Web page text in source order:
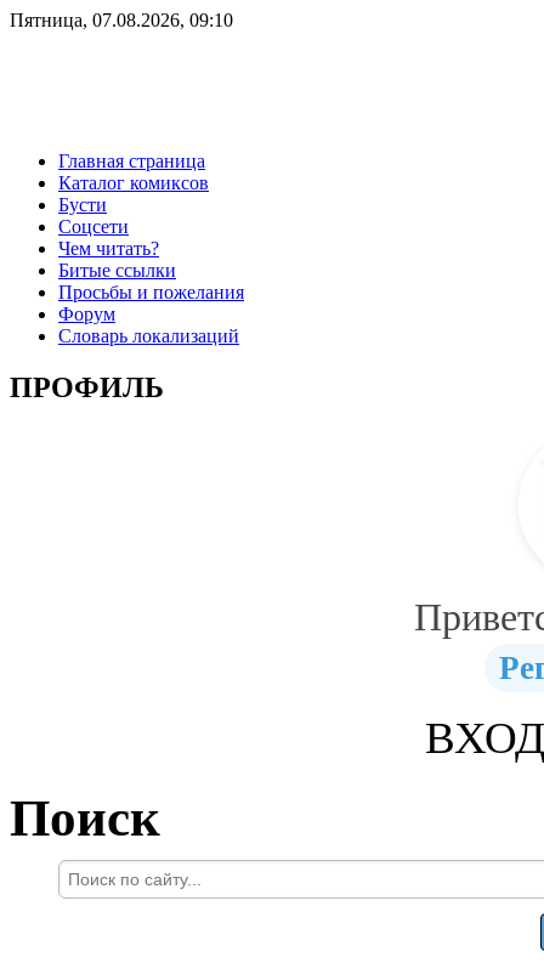
Пятница, 07.08.2026, 09:10
Главная страница
Каталог комиксов
Бусти
Соцсети
Чем читать?
Битые ссылки
Просьбы и пожелания
Форум
Словарь локализаций
ПРОФИЛЬ
Поиск